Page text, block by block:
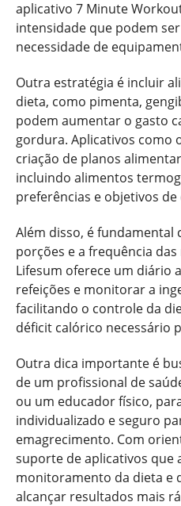
aplicativo 7 Minute
intensidade que podem
necessidade de
Outra estratégia é incluir
dieta, como pimenta,
podem aumentar o gasto
gordura. Aplicativos como
criação de planos
incluindo alimentos
preferências e objetivos de
Além disso, é
porções e a frequência
Lifesum oferece um diário
refeições e monitorar a
facilitando o controle da
déficit calórico necessário
Outra dica importante é
de um profissional de
ou um educador físico,
individualizado e seguro
emagrecimento. Com
suporte de aplicativos que
monitoramento da dieta e
alcançar resultados mais